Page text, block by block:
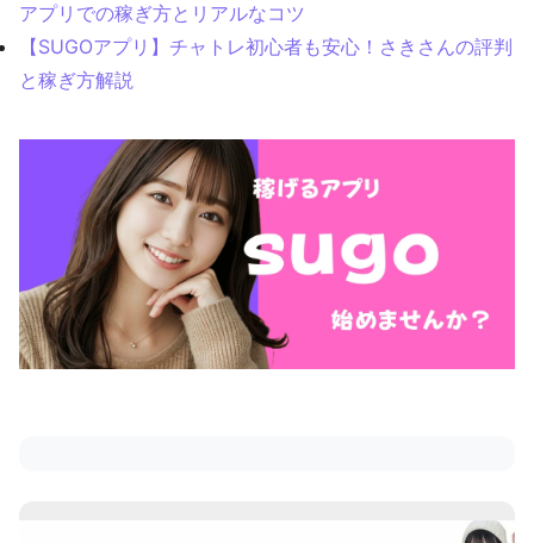
アプリでの稼ぎ方とリアルなコツ
【SUGOアプリ】チャトレ初心者も安心！さきさんの評判
と稼ぎ方解説